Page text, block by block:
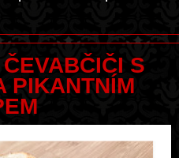
S
PIKANTNÍM